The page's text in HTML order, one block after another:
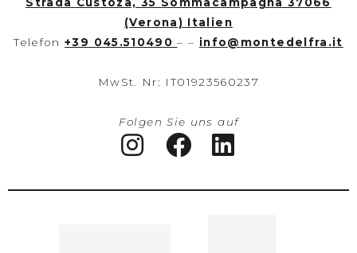
(Verona) Italien
Telefon+39 045.510490– – info@ montedelfra.it
MwSt. Nr: IT01923560237
Folgen Sie uns auf